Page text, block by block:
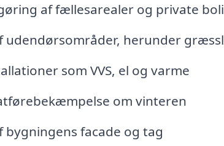
af fællesarealer og private
udendørsområder, herunder
som VVS, el og varme
om vinteren
bygningens facade og tag